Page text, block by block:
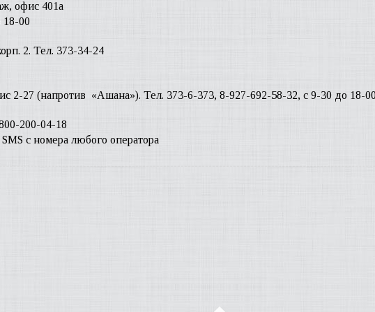
офис 401а
18-00
2. Тел. 373-34-24
2-27 (напротив «Ашана»). Тел. 373-6-373, 8-927-692-58-32, с 9-30 до 18-
200-04-18
с номера любого оператора